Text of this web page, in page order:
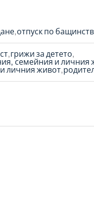
отпуск по
грижи за детето
семейния и личния
личния живот